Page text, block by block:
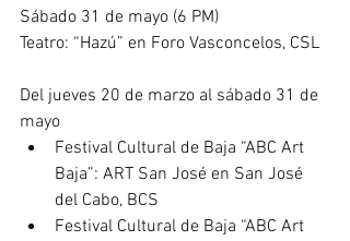
Sábado 31 de mayo (6 PM)
Teatro: “Hazú” en Foro Vasconcelos, CSL
Del jueves 20 de marzo al sábado 31 de
mayo
Festival Cultural de Baja “ABC Art
Baja”: ART San José en San José
del Cabo, BCS
Festival Cultural de Baja “ABC Art